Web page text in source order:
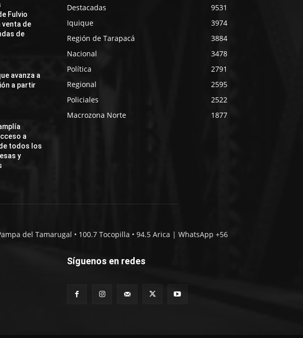
Fulvio
venta de
de
avanza a
a partir
a
todos los
y
Destacadas
9531
Iquique
3974
Región de Tarapacá
3884
Nacional
3478
Política
2791
Regional
2595
Policiales
2522
Macrozona Norte
1877
del Tamarugal • 100.7 Tocopilla • 94.5 Arica | WhatsApp +56
Síguenos en redes